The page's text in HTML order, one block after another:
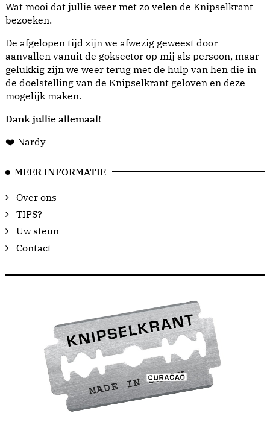
Wat mooi dat jullie weer met zo velen de Knipselkrant
bezoeken.
De afgelopen tijd zijn we afwezig geweest door
aanvallen vanuit de goksector op mij als persoon, maar
gelukkig zijn we weer terug met de hulp van hen die in
de doelstelling van de Knipselkrant geloven en deze
mogelijk maken.
Dank jullie allemaal!
❤️ Nardy
MEER INFORMATIE
Over ons
TIPS?
Uw steun
Contact